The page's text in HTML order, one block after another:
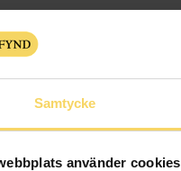
Samtycke
använder cookies